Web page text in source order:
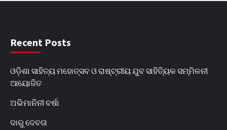
Recent Posts
ଓଡ଼ିଶା ସାହିତ୍ୟ ମହୋତ୍ସବ ଓ ରାଷ୍ଟ୍ରୀୟ ଯୁବ ସାହିତ୍ୟିକ ସମ୍ମିଳନୀ
ଆୟୋଜିତ
ଅଭିମାନିନୀ ବର୍ଷା
ଦାରୁ ଦେବତା